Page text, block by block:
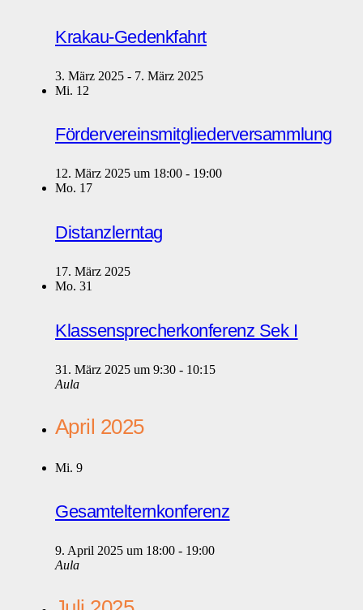
Krakau-Gedenkfahrt
3. März 2025 - 7. März 2025
Mi. 12
Fördervereinsmitgliederversammlung
12. März 2025 um 18:00 - 19:00
Mo. 17
Distanzlerntag
17. März 2025
Mo. 31
Klassensprecherkonferenz Sek I
31. März 2025 um 9:30 - 10:15
Aula
April 2025
Mi. 9
Gesamtelternkonferenz
9. April 2025 um 18:00 - 19:00
Aula